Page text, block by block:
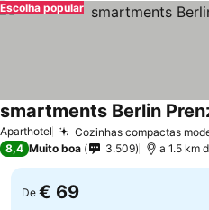
Escolha popular
Aparthotel Cozinhas compactas
smartments Berlin
8,4 Muito boa 3.509 a 1.5 km
De € 69